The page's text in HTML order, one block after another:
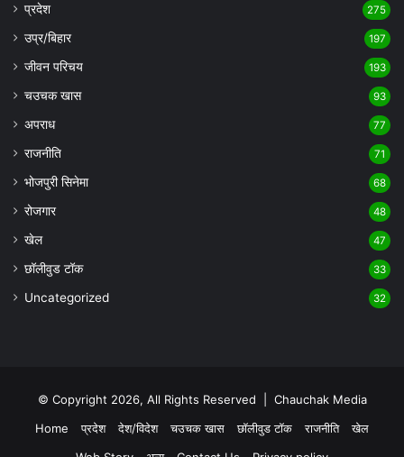
प्रदेश 275
उप्र/बिहार 197
जीवन परिचय 193
चउचक खास 93
अपराध 77
राजनीति 71
भोजपुरी सिनेमा 68
रोजगार 48
खेल 47
छॉलीवुड टॉक 33
Uncategorized 32
© Copyright 2026, All Rights Reserved | Chauchak Media
Home
प्रदेश देश/विदेश चउचक खास छॉलीवुड टॉक राजनीति
खेल